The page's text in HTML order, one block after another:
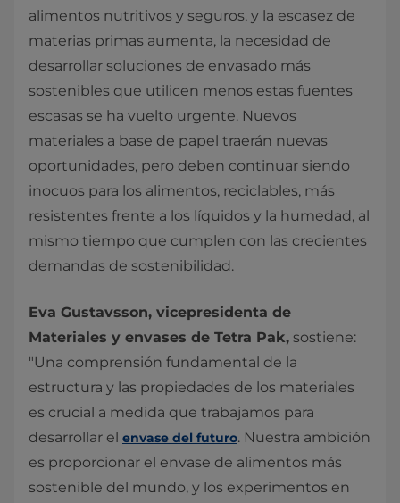
alimentos nutritivos y seguros, y la escasez de
materias primas aumenta, la necesidad de
desarrollar soluciones de envasado más
sostenibles que utilicen menos estas fuentes
escasas se ha vuelto urgente. Nuevos
materiales a base de papel traerán nuevas
oportunidades, pero deben continuar siendo
inocuos para los alimentos, reciclables, más
resistentes frente a los líquidos y la humedad, al
mismo tiempo que cumplen con las crecientes
demandas de sostenibilidad.
Eva Gustavsson, vicepresidenta de
Materiales y envases de Tetra Pak, sostiene:
"Una comprensión fundamental de la
estructura y las propiedades de los materiales
es crucial a medida que trabajamos para
desarrollar el envase del futuro. Nuestra ambición
es proporcionar el envase de alimentos más
sostenible del mundo, y los experimentos en